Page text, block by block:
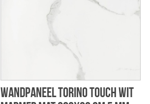
Wandpaneel Torino touch wit